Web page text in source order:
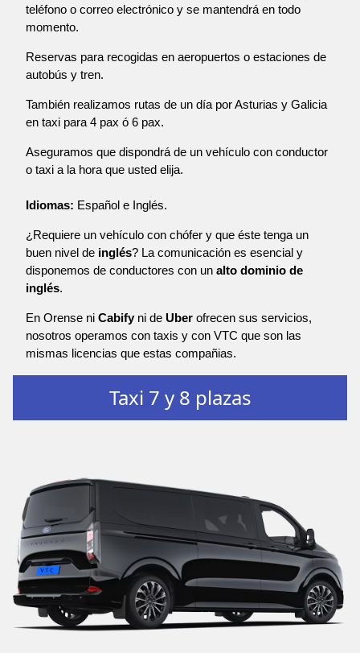
teléfono o correo electrónico y se mantendrá en todo
momento.
Reservas para recogidas en aeropuertos o estaciones de
autobús y tren.
También realizamos rutas de un día por Asturias y Galicia
en taxi para 4 pax ó 6 pax.
Aseguramos que dispondrá de un vehículo con conductor
o taxi a la hora que usted elija.
Idiomas: Español e Inglés.
¿Requiere un vehículo con chófer y que éste tenga un
buen nivel de inglés? La comunicación es esencial y
disponemos de conductores con un alto dominio de
inglés.
En Orense ni Cabify ni de Uber ofrecen sus servicios,
nosotros operamos con taxis y con VTC que son las
mismas licencias que estas compañias.
Taxi 7 y 8 plazas